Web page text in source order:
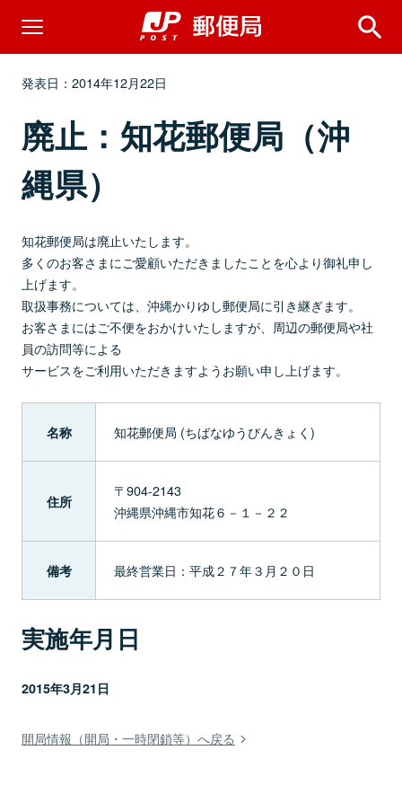
発表日：2014年12月22日
廃止：知花郵便局（沖
縄県）
知花郵便局は廃止いたします。
多くのお客さまにご愛顧いただきましたことを心より御礼申し
上げます。
取扱事務については、沖縄かりゆし郵便局に引き継ぎます。
お客さまにはご不便をおかけいたしますが、周辺の郵便局や社
員の訪問等による
サービスをご利用いただきますようお願い申し上げます。
名称 知花郵便局 (ちばなゆうびんきょく)
住所
〒904-2143
沖縄県沖縄市知花６－１－２２
備考 最終営業日：平成２７年３月２０日
実施年月日
2015年3月21日
開局情報（開局・一時閉鎖等）へ戻る